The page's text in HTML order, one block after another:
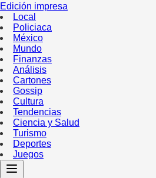
Edición impresa
Local
Policiaca
México
Mundo
Finanzas
Análisis
Cartones
Gossip
Cultura
Tendencias
Ciencia y Salud
Turismo
Deportes
Juegos